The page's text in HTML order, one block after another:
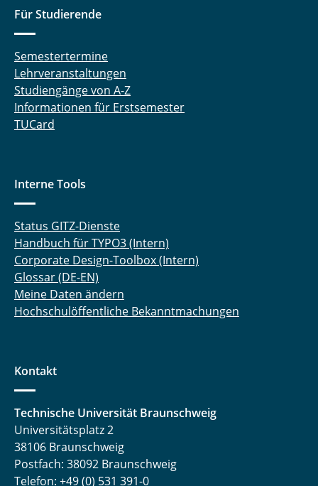
Für Studierende
Semestertermine
Lehrveranstaltungen
Studiengänge von A-Z
Informationen für Erstsemester
TUCard
Interne Tools
Status GITZ-Dienste
Handbuch für TYPO3 (Intern)
Corporate Design-Toolbox (Intern)
Glossar (DE-EN)
Meine Daten ändern
Hochschulöffentliche Bekanntmachungen
Kontakt
Technische Universität Braunschweig
Universitätsplatz 2
38106 Braunschweig
Postfach: 38092 Braunschweig
Telefon: +49 (0) 531 391-0